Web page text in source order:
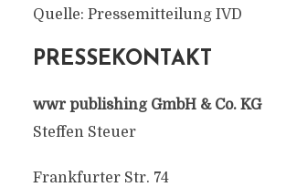
Quelle: Pressemitteilung IVD
PRESSEKONTAKT
wwr publishing GmbH & Co. KG
Steffen Steuer
Frankfurter Str. 74